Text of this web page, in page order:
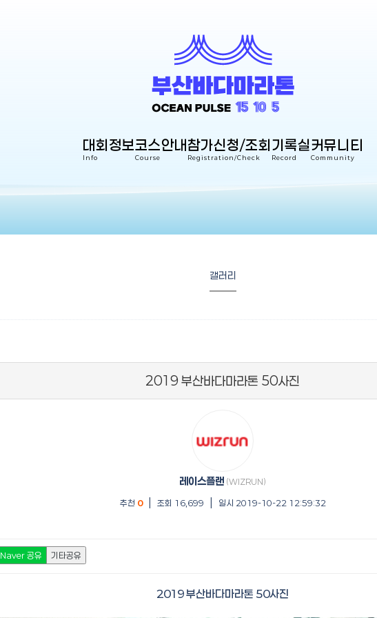
대회정보
Info
코스안내
Course
참가신청/조회
Registration/Check
기록실
Record
커뮤니티
Community
갤러리
2019 부산바다마라톤 50사진
레이스플랜 (WIZRUN)
추천 0 조회 16,699 일시 2019-10-22 12:59:32
Naver 공유 기타공유
2019 부산바다마라톤 50사진